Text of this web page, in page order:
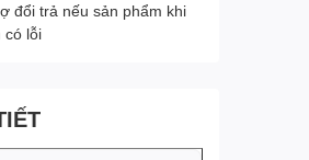
đổi trả nếu sản phẩm khi
có lỗi